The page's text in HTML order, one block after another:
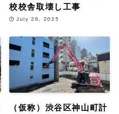
校校舎取壊し工事
July 26, 2025
（仮称）渋谷区神山町計